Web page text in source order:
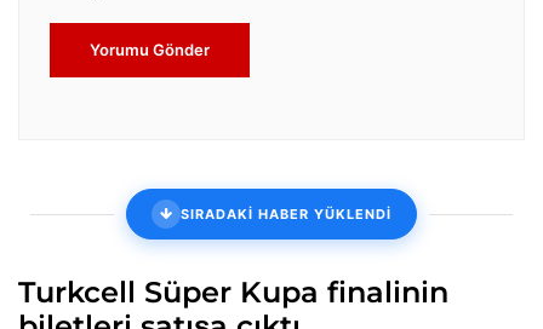
Yorumu Gönder
SIRADAKİ HABER YÜKLENDİ
Turkcell Süper Kupa finalinin